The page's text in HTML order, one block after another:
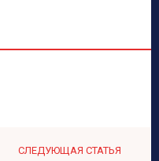
СЛЕДУЮЩАЯ СТАТЬЯ